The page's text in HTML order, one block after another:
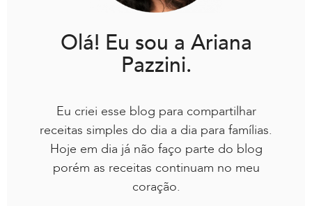
Olá! Eu sou a Ariana
Pazzini.
Eu criei esse blog para compartilhar
receitas simples do dia a dia para famílias.
Hoje em dia já não faço parte do blog
porém as receitas continuam no meu
coração.